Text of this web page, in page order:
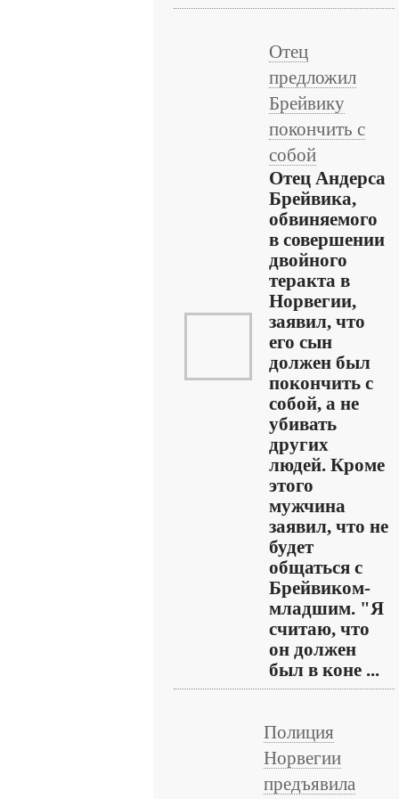
Отец
предложил
Брейвику
покончить с
собой
Отец Андерса
Брейвика,
обвиняемого
в совершении
двойного
теракта в
Норвегии,
заявил, что
его сын
должен был
покончить с
собой, а не
убивать
других
людей. Кроме
этого
мужчина
заявил, что не
будет
общаться с
Брейвиком-
младшим. "Я
считаю, что
он должен
был в коне ...
Полиция
Норвегии
предъявила